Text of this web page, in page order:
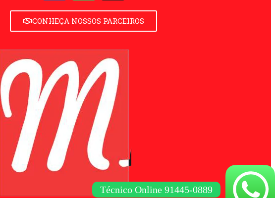
CONHEÇA NOSSOS PARCEIROS
Técnico Online 91445-0889